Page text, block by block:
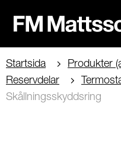
Startsida
Produkter
Reservdelar
Skållningsskyddsring